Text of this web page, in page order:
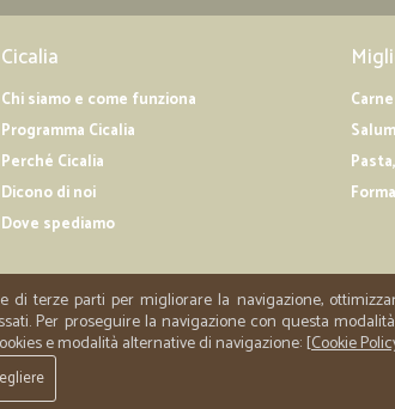
Cicalia
Chi siamo e come funziona
Programma Cicalia
Perché Cicalia
Dicono di noi
Dove spediamo
di terze parti per migliorare la navigazione,
Per proseguire la navigazione con questa
e modalità alternative di navigazione: [Cookie